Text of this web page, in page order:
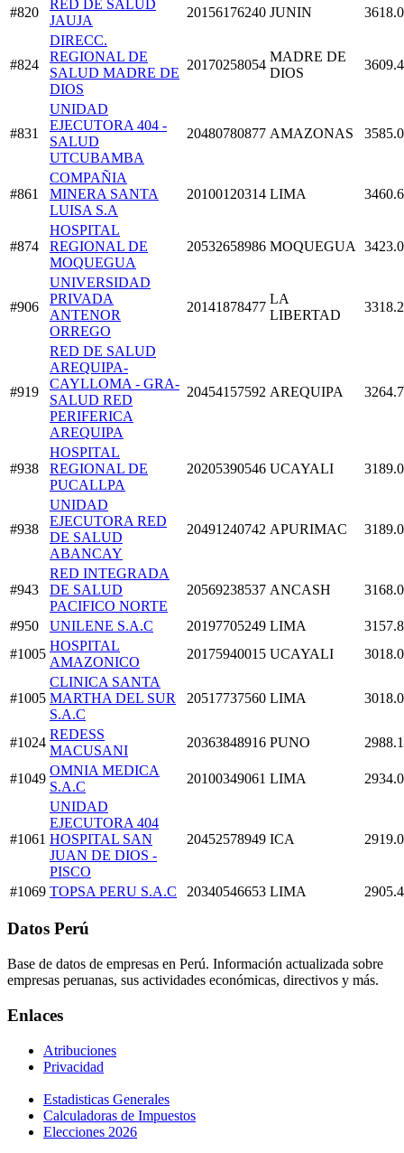
#820
RED DE SALUD
JAUJA
20156176240 JUNIN
#824
DIRECC.
REGIONAL DE
SALUD MADRE DE
DIOS
20170258054
MADRE DE
DIOS
#831
UNIDAD
EJECUTORA 404 -
SALUD
UTCUBAMBA
20480780877 AMAZONAS
#861
COMPAÑIA
MINERA SANTA
LUISA S.A
20100120314 LIMA
#874
HOSPITAL
REGIONAL DE
MOQUEGUA
20532658986 MOQUEGUA
#906
UNIVERSIDAD
PRIVADA
ANTENOR
ORREGO
20141878477
LA
LIBERTAD
#919
RED DE SALUD
AREQUIPA-
CAYLLOMA - GRA-
SALUD RED
PERIFERICA
AREQUIPA
20454157592 AREQUIPA
#938
HOSPITAL
REGIONAL DE
PUCALLPA
20205390546 UCAYALI
#938
UNIDAD
EJECUTORA RED
DE SALUD
ABANCAY
20491240742 APURIMAC
#943
RED INTEGRADA
DE SALUD
PACIFICO NORTE
20569238537 ANCASH
#950 UNILENE S.A.C 20197705249 LIMA
#1005
HOSPITAL
AMAZONICO
20175940015 UCAYALI
#1005
CLINICA SANTA
MARTHA DEL SUR
S.A.C
20517737560 LIMA
#1024
REDESS
MACUSANI
20363848916 PUNO
#1049
OMNIA MEDICA
S.A.C
20100349061 LIMA
#1061
UNIDAD
EJECUTORA 404
HOSPITAL SAN
JUAN DE DIOS -
PISCO
20452578949 ICA
#1069 TOPSA PERU S.A.C 20340546653 LIMA
Datos Perú
Base de datos de empresas en Perú. Información actualizada sobre
empresas peruanas, sus actividades económicas, directivos y más.
Enlaces
Atribuciones
Privacidad
Estadisticas Generales
Calculadoras de Impuestos
Elecciones 2026